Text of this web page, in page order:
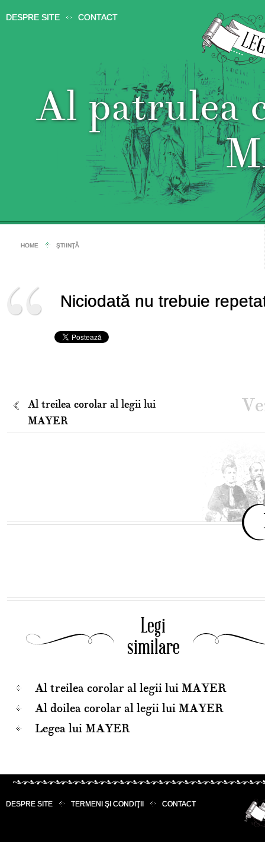
DESPRE SITE CONTACT
Al patrulea
HOME ŞTIINŢĂ
Niciodată nu trebuie
Al treilea corolar al legii lui
MAYER
Legi
similare
Al treilea corolar al legii lui MAYER
Al doilea corolar al legii lui MAYER
Legea lui MAYER
DESPRE SITE TERMENI ŞI CONDIŢII CONTACT